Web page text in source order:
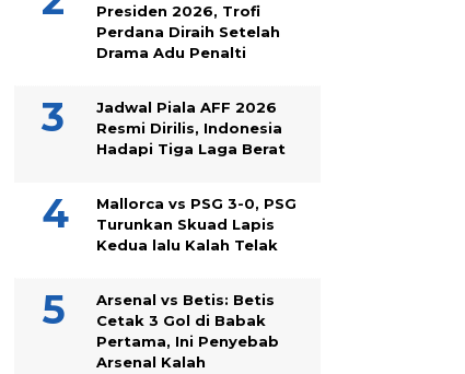
Presiden 2026, Trofi
Perdana Diraih Setelah
Drama Adu Penalti
Jadwal Piala AFF 2026
Resmi Dirilis, Indonesia
Hadapi Tiga Laga Berat
Mallorca vs PSG 3-0, PSG
Turunkan Skuad Lapis
Kedua lalu Kalah Telak
Arsenal vs Betis: Betis
Cetak 3 Gol di Babak
Pertama, Ini Penyebab
Arsenal Kalah